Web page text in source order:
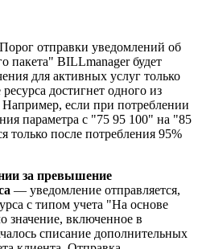
отправки уведомлений об
пакета" BILLmanager будет
для активных услуг только
достигнет одного из
Например, если при потреблении
параметра с "75 95 100" на "85
только после потребления 95%
за превышение
— уведомление отправляется,
с типом учета "На основе
значение, включенное в
списание дополнительных